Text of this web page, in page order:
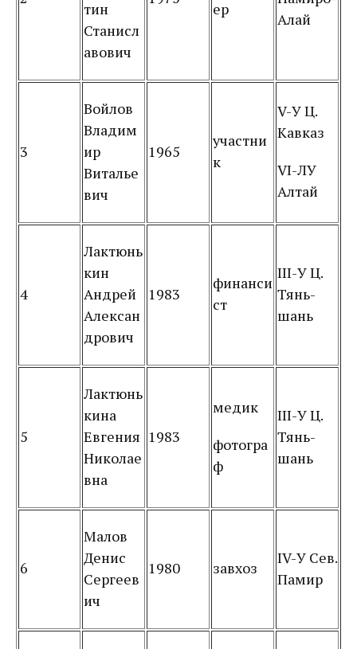
тин
Станисл
авович
ер
Алай
3
Войлов
Владим
ир
Виталье
вич
1965
участни
к
V-У Ц.
Кавказ
VI-ЛУ
Алтай
4
Лактюнь
кин
Андрей
Алексан
дрович
1983
финанси
ст
III-У Ц.
Тянь-
шань
5
Лактюнь
кина
Евгения
Николае
вна
1983
медик
фотогра
ф
III-У Ц.
Тянь-
шань
6
Малов
Денис
Сергеев
ич
1980 завхоз
IV-У Сев.
Памир